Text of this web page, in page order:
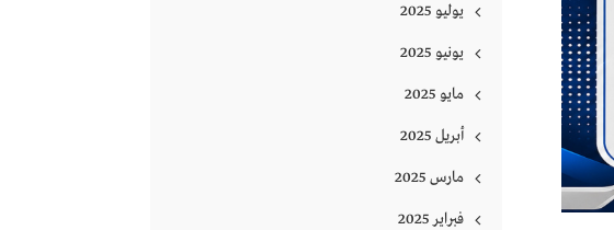
يوليو 2025
يونيو 2025
مايو 2025
أبريل 2025
مارس 2025
فبراير 2025